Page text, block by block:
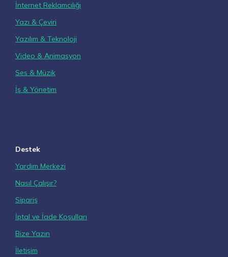
İnternet Reklamcılığı
Yazı & Çeviri
Yazılım & Teknoloji
Video & Animasyon
Ses & Müzik
İş & Yönetim
Destek
Yardım Merkezi
Nasıl Çalışır?
Sipariş
İptal ve İade Koşulları
Bize Yazın
İletişim